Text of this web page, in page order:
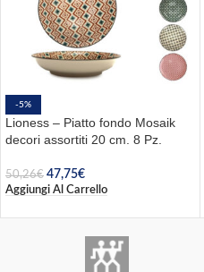
-5%
Lioness – Piatto fondo Mosaik
decori assortiti 20 cm. 8 Pz.
50,26€ 47,75€
Aggiungi Al Carrello